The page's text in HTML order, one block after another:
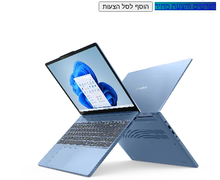
לפרטים והצעת מחיר
הוסף לסל הצעות